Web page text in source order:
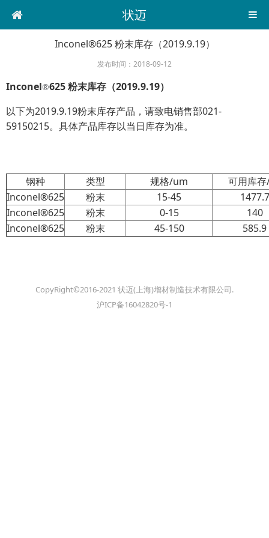
状迈
Inconel®625 粉末库存（2019.9.19）
发布时间：2018-09-12
Inconel®625粉末库存（2019.9.19）
以下为2019.9.19粉末库存产品，请致电销售部021-
59150215。具体产品库存以当日库存为准。
钢种 类型 规格/um
可用库
Inconel®625
粉末 15-45
1477.7
Inconel®625
粉末 0-15
140
Inconel®625
粉末 45-150 585.9
CopyRight©2016-2021 状迈(上海)增材制造技术有限公司.
沪ICP备16042820号-1